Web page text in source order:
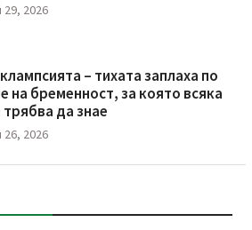
29, 2026
– тихата заплаха по
на бременност, за която всяка
да знае
26, 2026